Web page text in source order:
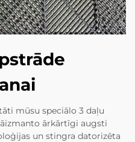
mūsu speciālo 3 daļu
ārkārtīgi augsti
un stingra datorizēta